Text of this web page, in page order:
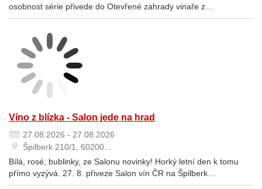
osobnost série přivede do Otevřené zahrady vinaře z…
Víno z blízka - Salon jede na hrad
27.08.2026 - 27.08.2026
Špilberk 210/1, 60200…
Bílá, rosé, bublinky, ze Salonu novinky! Horký letní den k tomu
přímo vyzývá. 27. 8. přiveze Salon vín ČR na Špilberk…